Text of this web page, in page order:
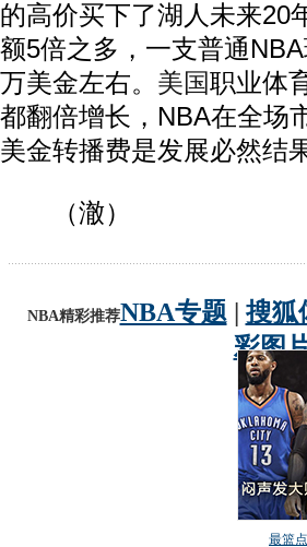
的高价买下了湖人未来20
额5倍之多，一支普通
万美金左右。 美国职业体
都翻倍增长，NBA在全场
美金转播费是发展必然结果
（澈）